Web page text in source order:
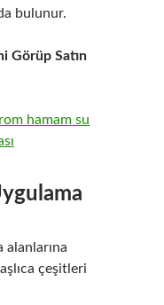
bulunur.
Görüp Satın
alanlarına
çeşitleri